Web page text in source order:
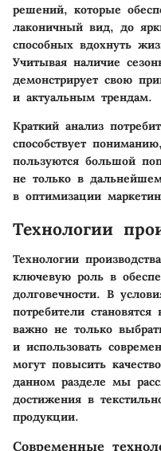
решений, которые
лаконичный вид, до
способных вдохнуть
Учитывая наличие
демонстрирует свою
и актуальным трендам.
Краткий анализ
способствует
пользуются большой
не только в
в оптимизации
Технологии
Технологии
ключевую роль в
долговечности. В
потребители
важно не только
и использовать
могут повысить
данном разделе мы
достижения в
продукции.
Современные